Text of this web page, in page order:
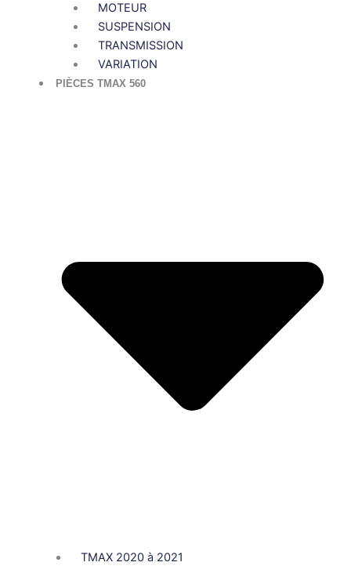
MOTEUR
SUSPENSION
TRANSMISSION
VARIATION
PIÈCES TMAX 560
TMAX 2020 à 2021